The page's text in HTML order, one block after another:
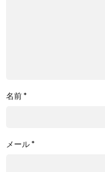
名前*
メール*